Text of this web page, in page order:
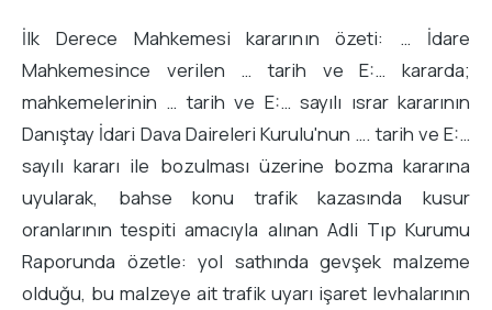
İlk Derece Mahkemesi kararının özeti: … İdare
Mahkemesince verilen … tarih ve E:… kararda;
mahkemelerinin … tarih ve E:… sayılı ısrar kararının
Danıştay İdari Dava Daireleri Kurulu'nun …. tarih ve E:…
sayılı kararı ile bozulması üzerine bozma kararına
uyularak, bahse konu trafik kazasında kusur
oranlarının tespiti amacıyla alınan Adli Tıp Kurumu
Raporunda özetle: yol sathında gevşek malzeme
olduğu, bu malzeye ait trafik uyarı işaret levhalarının